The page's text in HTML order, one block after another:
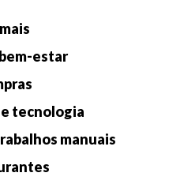
estar
tecnologia
manuais